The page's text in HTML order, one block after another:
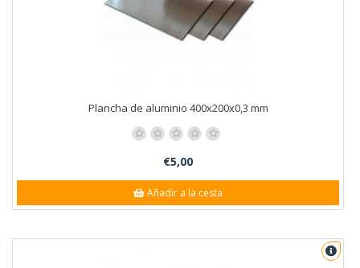
Plancha de aluminio 400x200x0,3 mm
€5,00
Añadir a la cesta